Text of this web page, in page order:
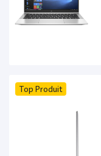
Top Produit